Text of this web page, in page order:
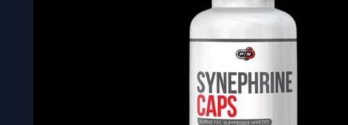
Όγκου
Διεγερτικά
Επιστροφή